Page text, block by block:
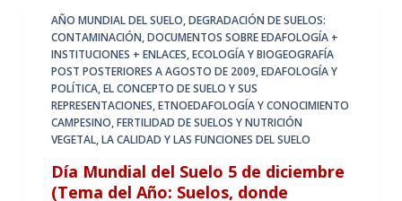
AÑO MUNDIAL DEL SUELO,DEGRADACIÓN DE SUELOS:
CONTAMINACIÓN,DOCUMENTOS SOBRE EDAFOLOGÍA +
INSTITUCIONES + ENLACES,ECOLOGÍA Y BIOGEOGRAFÍA
POST POSTERIORES A AGOSTO DE 2009,EDAFOLOGÍA Y
POLÍTICA,EL CONCEPTO DE SUELO Y SUS
REPRESENTACIONES,ETNOEDAFOLOGÍA Y CONOCIMIENTO
CAMPESINO,FERTILIDAD DE SUELOS Y NUTRICIÓN
VEGETAL,LA CALIDAD Y LAS FUNCIONES DEL SUELO
Día Mundial del Suelo 5 de diciembre
(Tema del Año: Suelos, donde